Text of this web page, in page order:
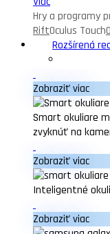
Hry a programy
RiftOculus Touch
Rozšírená
Zobraziť viac
Smart okuliare
zvyknúť na
Zobraziť viac
Inteligentné
Zobraziť viac